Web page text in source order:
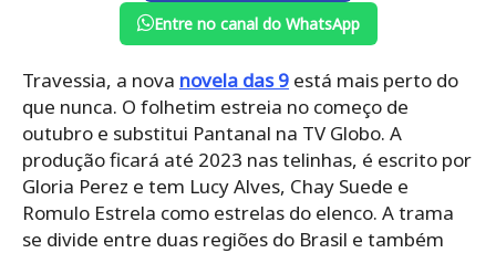
Entre no canal do WhatsApp
Travessia, a nova novela das 9 está mais perto do
que nunca. O folhetim estreia no começo de
outubro e substitui Pantanal na TV Globo. A
produção ficará até 2023 nas telinhas, é escrito por
Gloria Perez e tem Lucy Alves, Chay Suede e
Romulo Estrela como estrelas do elenco. A trama
se divide entre duas regiões do Brasil e também